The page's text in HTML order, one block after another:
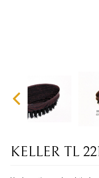
KELLER TL